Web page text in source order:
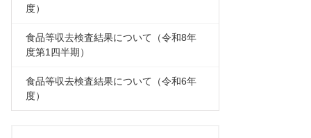
度）
食品等収去検査結果について（令和8年
度第1四半期）
食品等収去検査結果について（令和6年
度）